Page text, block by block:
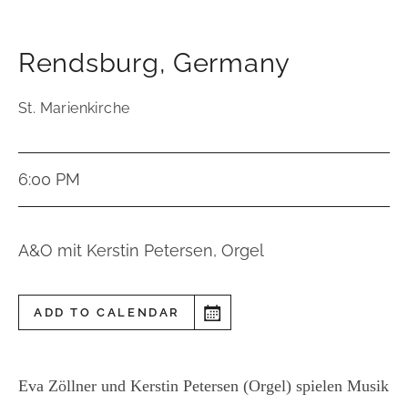
Rendsburg, Germany
St. Marienkirche
6:00 PM
A&O mit Kerstin Petersen, Orgel
ADD TO CALENDAR
Eva Zöllner und Kerstin Petersen (Orgel) spielen Musik